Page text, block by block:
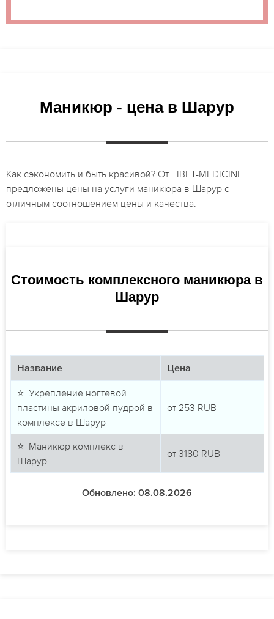
Маникюр - цена в Шарур
Как сэкономить и быть красивой? От TIBET-MEDICINE
предложены цены на услуги маникюра в Шарур с
отличным соотношением цены и качества.
Стоимость комплексного маникюра в
Шарур
Название Цена
⭐ Укрепление ногтевой
пластины акриловой пудрой в
комплексе в Шарур
от 253 RUB
⭐ Маникюр комплекс в
Шарур
от 3180 RUB
Обновлено: 08.08.2026